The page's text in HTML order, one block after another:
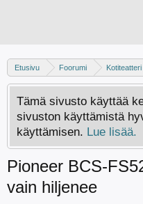
Etusivu Foorumi Kotiteatteri
Tämä sivusto käyttää
sivuston käyttämistä
käyttämisen. Lue lisää.
Pioneer BCS-
vain hiljenee